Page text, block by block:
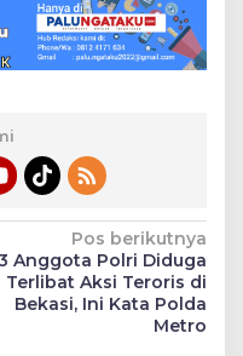
Pos berikutnya
Anggota Polri Diduga
Terlibat Aksi Teroris di
Bekasi, Ini Kata Polda
Metro